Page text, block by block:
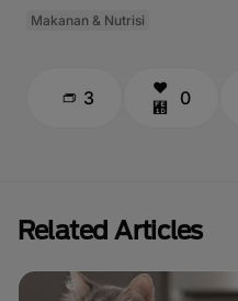
Makanan & Nutrisi
3 0
Related Articles